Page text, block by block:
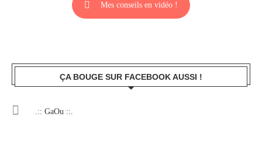
Mes conseils en vidéo !
ÇA BOUGE SUR FACEBOOK AUSSI !
.:: GaOu ::.